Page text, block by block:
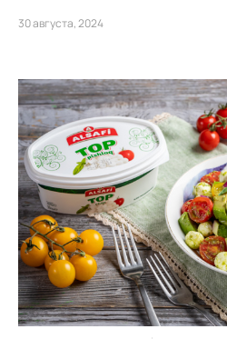
30 августа, 2024